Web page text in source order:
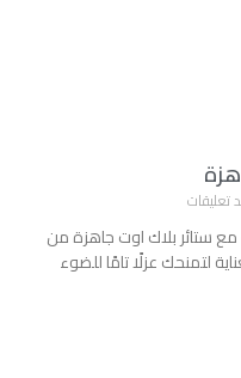
تعليقات
مع ستائر بلاك اوت جاهزة من
لتمنحك عزلًا تامًا للضوء